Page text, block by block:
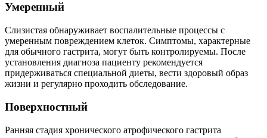
Умеренный
Слизистая обнаруживает воспалительные процессы с
умеренным повреждением клеток. Симптомы, характерные
для обычного гастрита, могут быть контролируемы. После
установления диагноза пациенту рекомендуется
придерживаться специальной диеты, вести здоровый образ
жизни и регулярно проходить обследование.
Поверхностный
Ранняя стадия хронического атрофического гастрита